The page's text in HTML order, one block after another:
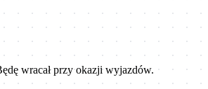
wracał przy okazji wyjazdów.